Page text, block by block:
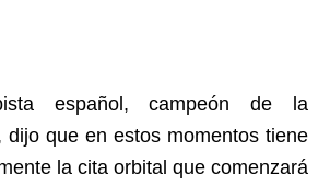
español, campeón de la
dijo que en estos momentos tiene
la cita orbital que comenzará